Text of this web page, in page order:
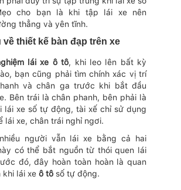
cho bạn là khi tập lái xe nên
thẳng và yên tĩnh.
về thiết kế bàn đạp trên xe
lái xe ô tô, khi leo lên bất kỳ
bạn cũng phải tìm chính xác vị trí
và chân ga trước khi bắt đầu
Bên trái là chân phanh, bên phải là
lái xe số tự động, tài xế chỉ sử dụng
lái xe, chân trái nghỉ ngơi.
người vẫn lái xe bằng cả hai
có thể bắt nguồn từ thói quen lái
đó, đây hoàn toàn hoàn là quan
khi lái xe ô tô số tự động.